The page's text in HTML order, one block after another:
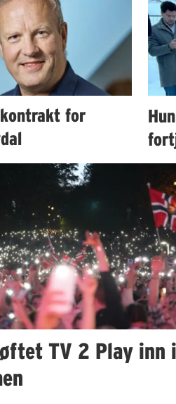
for
TV 2 Play inn i